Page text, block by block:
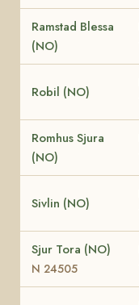
Ramstad Blessa
(NO)
Robil (NO)
Romhus Sjura
(NO)
Sivlin (NO)
Sjur Tora (NO)
N 24505